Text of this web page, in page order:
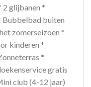
2 glijbanen *
Bubbelbad buiten
zomerseizoen *
kinderen *
*
gratis
club (4-12 jaar)